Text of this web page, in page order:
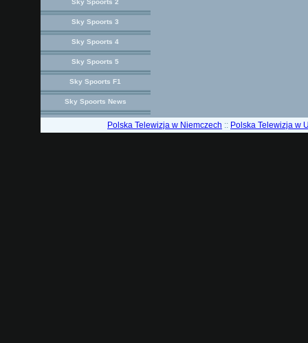
Sky Spoorts 2
Sky Spoorts 3
Sky Spoorts 4
Sky Spoorts 5
Sky Spoorts F1
Sky Spoorts News
Polska Telewizja w Niemczech :: Polska Telewizja w